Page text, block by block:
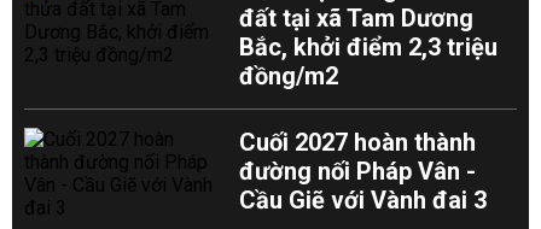
đất tại xã Tam Dương
Bắc, khởi điểm 2,3 triệu
đồng/m2
Cuối 2027 hoàn thành
đường nối Pháp Vân -
Cầu Giẽ với Vành đai 3